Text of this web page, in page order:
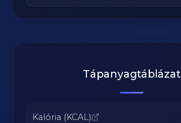
Tápanyagtáblázat
Kalória (KCAL)